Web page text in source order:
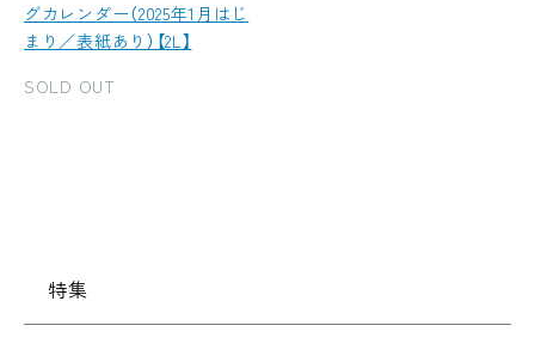
グカレンダー（2025年1月はじ
まり／表紙あり）【2L】
SOLD OUT
特集